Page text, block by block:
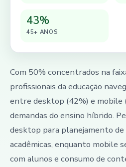
43%
45+ ANOS
Com 50% concentrados na
profissionais da educação
entre desktop (42%) e mobile
demandas do ensino híbrido.
desktop para planejamento de
acadêmicas, enquanto mobile
com alunos e consumo de